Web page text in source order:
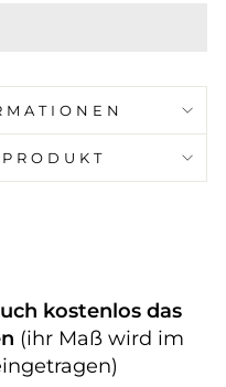
kostenlos das
(ihr Maß wird im